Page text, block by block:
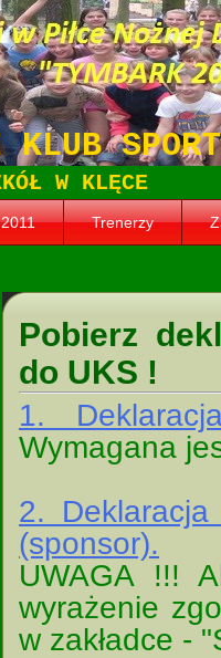
W KLĘCE
Trenerzy
Pobierz
do UKS !
1.
Wymagana
2. Deklaracja
(sponsor).
UWAGA !!!
wyrażenie
w zakładce -